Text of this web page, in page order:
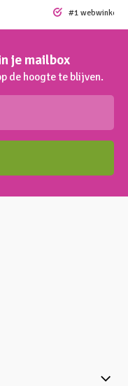
#1 webwinkel
je mailbox
de hoogte te blijven.